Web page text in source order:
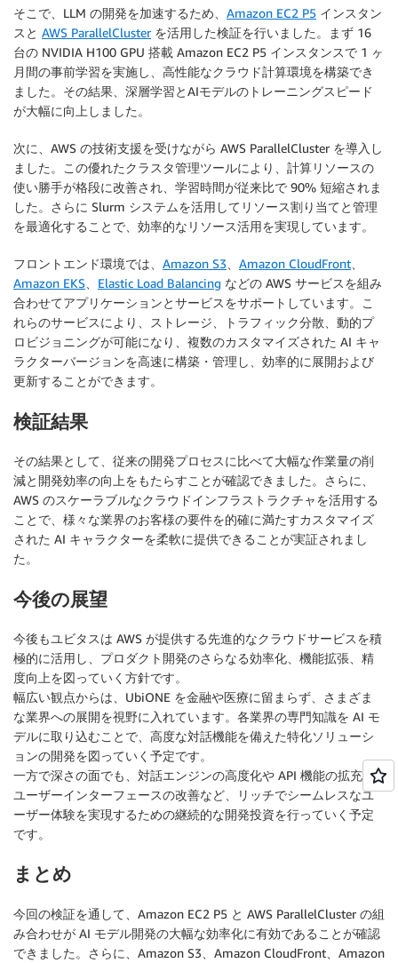
そこで、LLM の開発を加速するため、 Amazon EC2 P5 インスタン
スと AWS ParallelClusterを活用した検証を行いました。まず 16
台の NVIDIA H100 GPU 搭載 Amazon EC2 P5 インスタンスで 1 ヶ
月間の事前学習を実施し、高性能なクラウド計算環境を構築でき
ました。その結果、深層学習とAIモデルのトレーニングスピード
が大幅に向上しました。
次に、AWS の技術支援を受けながら AWS ParallelCluster を導入し
ました。この優れたクラスタ管理ツールにより、計算リソースの
使い勝手が格段に改善され、学習時間が従来比で 90% 短縮されま
した。さらに Slurm システムを活用してリソース割り当てと管理
を最適化することで、効率的なリソース活用を実現しています。
フロントエンド環境では、 Amazon S3 Amazon CloudFront
Amazon EKS
Elastic Load Balancing などの AWS サービスを組み
合わせてアプリケーションとサービスをサポートしています。こ
れらのサービスにより、ストレージ、トラフィック分散、動的プ
ロビジョニングが可能になり、複数のカスタマイズされた AI キャ
ラクターバージョンを高速に構築・管理し、効率的に展開および
更新することができます。
検証結果
その結果として、従来の開発プロセスに比べて大幅な作業量の削
減と開発効率の向上をもたらすことが確認できました。さらに、
AWS のスケーラブルなクラウドインフラストラクチャを活用する
ことで、様々な業界のお客様の要件を的確に満たすカスタマイズ
された AI キャラクターを柔軟に提供できることが実証されまし
た。
今後の展望
今後もユビタスは AWS が提供する先進的なクラウドサービスを積
極的に活用し、プロダクト開発のさらなる効率化、機能拡張、精
度向上を図っていく方針です。
幅広い観点からは、UbiONE を金融や医療に留まらず、さまざま
な業界への展開を視野に入れています。各業界の専門知識を AI モ
デルに取り込むことで、高度な対話機能を備えた特化ソリューシ
ョンの開発を図っていく予定です。
一方で深さの面でも、対話エンジンの高度化や API 機能の拡充、
ユーザーインターフェースの改善など、リッチでシームレスなユ
ーザー体験を実現するための継続的な開発投資を行っていく予定
です。
まとめ
今回の検証を通して、Amazon EC2 P5 と AWS ParallelCluster の組
み合わせが AI モデル開発の大幅な効率化に有効であることが確認
できました。さらに、Amazon S3、Amazon CloudFront、Amazon